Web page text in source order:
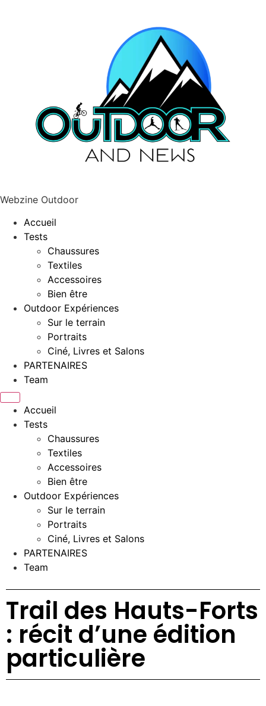
Webzine Outdoor
Accueil
Tests
Chaussures
Textiles
Accessoires
Bien être
Outdoor Expériences
Sur le terrain
Portraits
Ciné, Livres et Salons
PARTENAIRES
Team
Accueil
Tests
Chaussures
Textiles
Accessoires
Bien être
Outdoor Expériences
Sur le terrain
Portraits
Ciné, Livres et Salons
PARTENAIRES
Team
Trail des Hauts-Forts
: récit d’une édition
particulière